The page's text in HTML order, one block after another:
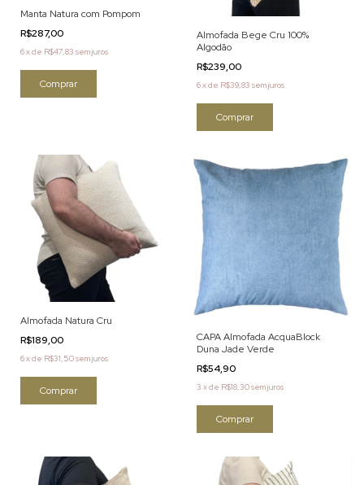
Manta Natura com Pompom
R$287,00
6xde R$47,83 sem juros
Almofada Bege Cru 100%
Algodão
R$239,00
6xde R$39,83 sem juros
Almofada Natura Cru
R$189,00
6xde R$31,50sem juros
CAPA Almofada AcquaBlock
Duna Jade Verde
R$54,90
3 xde R$18,30sem juros